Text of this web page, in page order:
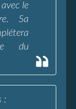
le
Sa
du
: